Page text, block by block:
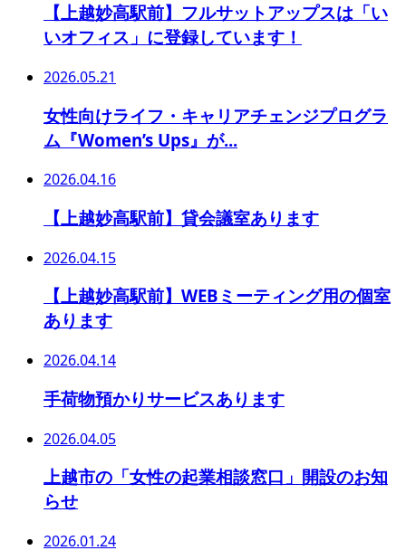
【上越妙高駅前】フルサットアップスは「い
いオフィス」に登録しています！
2026.05.21
女性向けライフ・キャリアチェンジプログラ
ム『Women’s Ups』が...
2026.04.16
【上越妙高駅前】貸会議室あります
2026.04.15
【上越妙高駅前】WEBミーティング用の個室
あります
2026.04.14
手荷物預かりサービスあります
2026.04.05
上越市の「女性の起業相談窓口」開設のお知
らせ
2026.01.24